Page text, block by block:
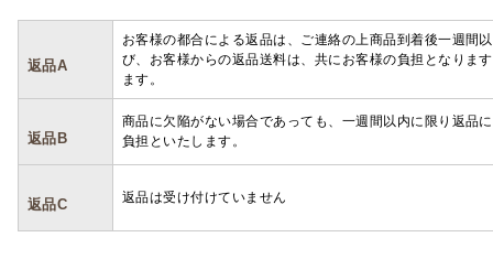
返品A
お客様の都合による返品は、ご連絡の上商品到着後一週間
び、お客様からの返品送料は、共にお客様の負担となりま
ます。
返品B
商品に欠陥がない場合であっても、一週間以内に限り返品
負担といたします。
返品C 返品は受け付けていません